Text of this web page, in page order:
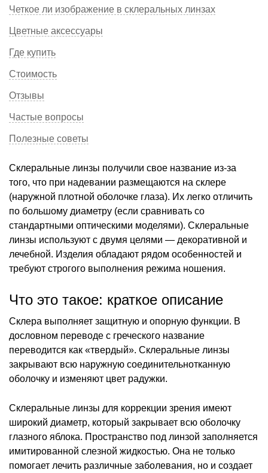
Четкое ли изображение в склеральных линзах
Цветные аксессуары
Где купить
Стоимость
Отзывы
Частые вопросы
Полезные советы
Склеральные линзы получили свое название из-за
того, что при надевании размещаются на склере
(наружной плотной оболочке глаза). Их легко отличить
по большому диаметру (если сравнивать со
стандартными оптическими моделями). Склеральные
линзы используют с двумя целями — декоративной и
лечебной. Изделия обладают рядом особенностей и
требуют строгого выполнения режима ношения.
Что это такое: краткое описание
Склера выполняет защитную и опорную функции. В
дословном переводе с греческого название
переводится как «твердый». Склеральные линзы
закрывают всю наружную соединительнотканную
оболочку и изменяют цвет радужки.
Склеральные линзы для коррекции зрения имеют
широкий диаметр, который закрывает всю оболочку
глазного яблока. Пространство под линзой заполняется
имитированной слезной жидкостью. Она не только
помогает лечить различные заболевания, но и создает